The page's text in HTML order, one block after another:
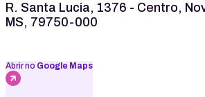
R. Santa Lucia, 1376 - Centro,
MS, 79750-000
Abrir no Google Maps